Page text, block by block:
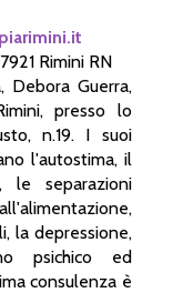
Rimini RN
Debora Guerra,
presso lo
n.19. I suoi
l'autostima, il
le separazioni
la depressione,
psichico ed
consulenza è